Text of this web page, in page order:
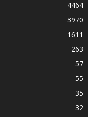
4464
3970
1611
263
57
55
35
32